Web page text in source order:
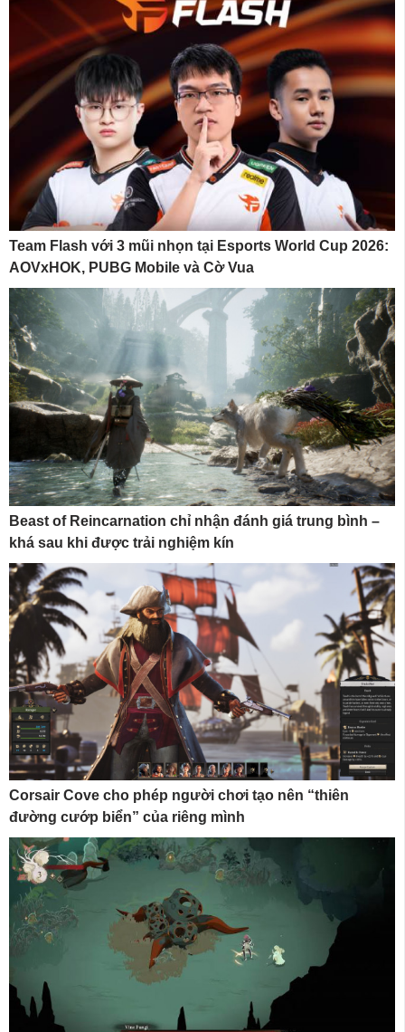
Team Flash với 3 mũi nhọn tại Esports World Cup 2026:
AOVxHOK, PUBG Mobile và Cờ Vua
Beast of Reincarnation chỉ nhận đánh giá trung bình –
khá sau khi được trải nghiệm kín
Corsair Cove cho phép người chơi tạo nên “thiên
đường cướp biển” của riêng mình